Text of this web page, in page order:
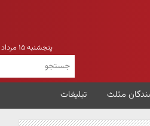
پنجشنبه ۱۵ مرداد ۱۴۰۵
مثلث تبلیغات